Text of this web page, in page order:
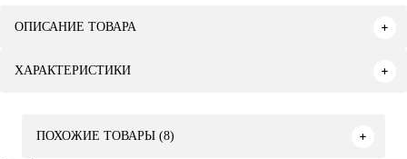
ОПИСАНИЕ ТОВАРА
ХАРАКТЕРИСТИКИ
ПОХОЖИЕ ТОВАРЫ (8)